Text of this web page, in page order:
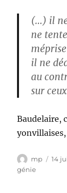
(…) il
ne
il ne
au
sur
Baudelaire,
yonvillaises,
Auteur
mp 14
génie